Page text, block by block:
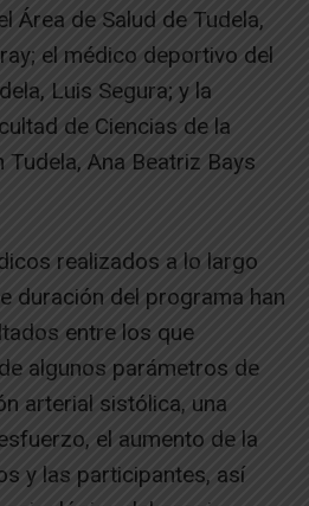
Área de Salud de Tudela,
el médico deportivo del
Luis Segura; y la
de Ciencias de la
Tudela, Ana Beatriz Bays
realizados a lo largo
duración del programa han
entre los que
algunos parámetros de
arterial sistólica, una
el aumento de la
y las participantes, así